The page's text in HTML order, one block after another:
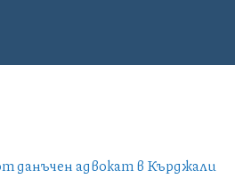
данъчен адвокат в Кърджали